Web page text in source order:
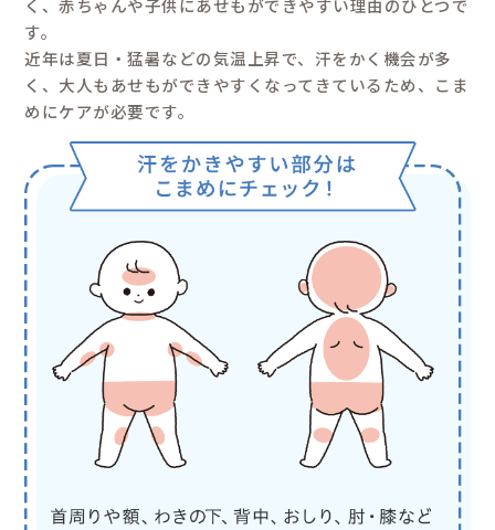
か・やまいも・ バナナ・りんご・も
アーモンド）、マカダミア ナッツが
認しています。すべての方に アレル
ん。
※3 すべての方にコメド（ニキビの
敏感肌研